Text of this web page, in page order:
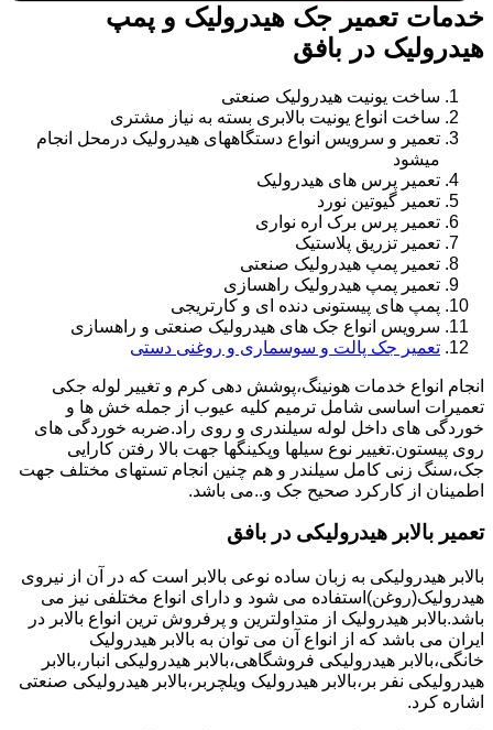
خدمات تعمیر جک هیدرولیک و پمپ
هیدرولیک در بافق
ساخت یونیت هیدرولیک صنعتی
ساخت انواع یونیت بالابری بسته به نیاز مشتری
تعمیر و سرویس انواع دستگاههای هیدرولیک درمحل انجام
میشود
تعمیر پرس های هیدرولیک
تعمیر گیوتین نورد
تعمیر پرس برک اره نواری
تعمیر تزریق پلاستیک
تعمیر پمپ هیدرولیک صنعتی
تعمیر پمپ هیدرولیک راهسازی
پمپ های پیستونی دنده ای و کارتریجی
سرویس انواع جک های هیدرولیک صنعتی و راهسازی
تعمیر جک پالت و سوسماری و روغنی دستی
انجام انواع خدمات هونینگ،پوشش دهی کرم و تغییر لوله جکی
تعمیرات اساسی شامل ترمیم کلیه عیوب از جمله خش ها و
خوردگی های داخل لوله سیلندری و روی راد.ضربه خوردگی های
روی پیستون.تغییر نوع سیلها وپکینگها جهت بالا رفتن کارایی
جک،سنگ زنی کامل سیلندر و هم چنین انجام تستهای مختلف جهت
اطمینان از کارکرد صحیح جک و..می باشد.
تعمیر بالابر هیدرولیکی در بافق
بالابر هیدرولیکی به زبان ساده نوعی بالابر است که در آن از نیروی
هیدرولیک(روغن)استفاده می شود و دارای انواع مختلفی نیز می
باشد.بالابر هیدرولیک از متداولترین و پرفروش ترین انواع بالابر در
ایران می باشد که از انواع آن می توان به بالابر هیدرولیک
خانگی،بالابر هیدرولیکی فروشگاهی،بالابر هیدرولیکی انبار،بالابر
هیدرولیکی نفر بر،بالابر هیدرولیک ویلچربر،بالابر هیدرولیکی صنعتی
اشاره کرد.